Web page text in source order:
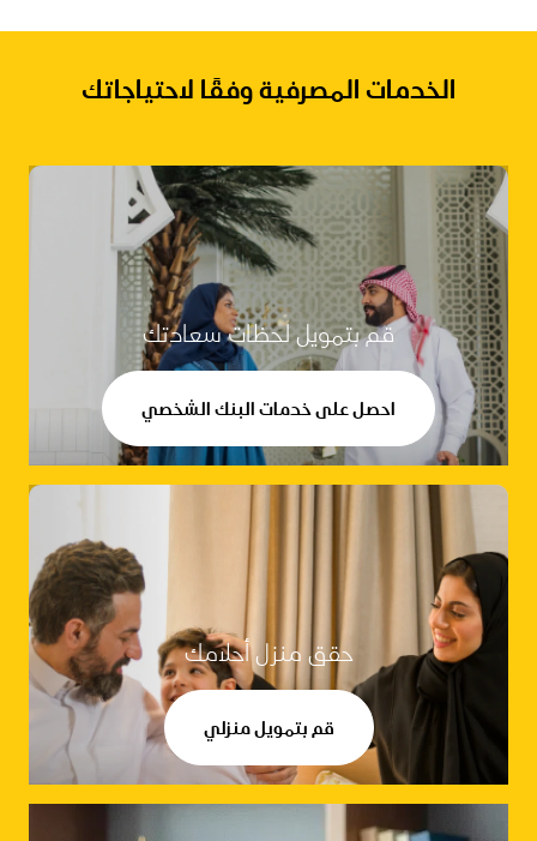
الخدمات المصرفية وفقًا لاحتياجاتك
قم بتمويل لحظات سعادتك
احصل على خدمات البنك الشخصي
حقق منزل أحلامك
قم بتمويل منزلي